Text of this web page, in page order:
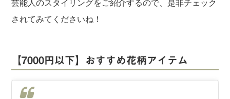
芸能人のスタイリングをご紹介するので、是非チェック
されてみてくださいね！
【7000円以下】おすすめ花柄アイテム